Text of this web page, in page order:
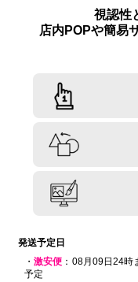
視認性
店内POPや簡易
発送予定日
・激安便 ：08月09日24
予定